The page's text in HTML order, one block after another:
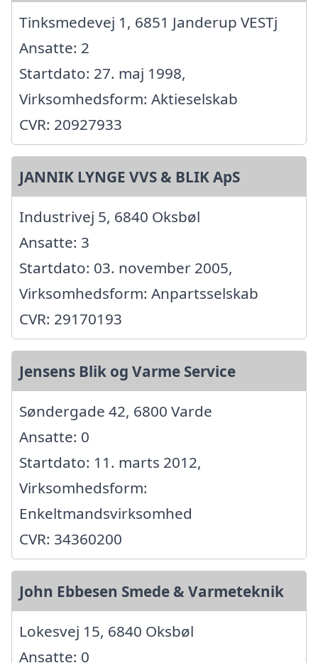
Tinksmedevej 1, 6851 Janderup VESTj
Ansatte: 2
Startdato: 27. maj 1998,
Virksomhedsform: Aktieselskab
CVR: 20927933
JANNIK LYNGE VVS & BLIK ApS
Industrivej 5, 6840 Oksbøl
Ansatte: 3
Startdato: 03. november 2005,
Virksomhedsform: Anpartsselskab
CVR: 29170193
Jensens Blik og Varme Service
Søndergade 42, 6800 Varde
Ansatte: 0
Startdato: 11. marts 2012,
Virksomhedsform:
Enkeltmandsvirksomhed
CVR: 34360200
John Ebbesen Smede & Varmeteknik
Lokesvej 15, 6840 Oksbøl
Ansatte: 0